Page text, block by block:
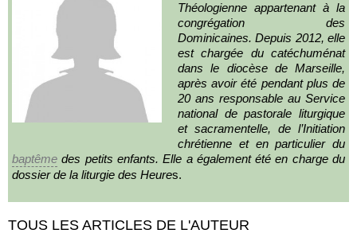
Théologienne appartenant à la
congrégation des
Dominicaines. Depuis 2012, elle
est chargée du catéchuménat
dans le diocèse de Marseille,
après avoir été pendant plus de
20 ans responsable au Service
national de pastorale liturgique
et sacramentelle, de l’Initiation
chrétienne et en particulier du
baptême des petits enfants. Elle a également été en charge du
dossier de la liturgie des Heures.
TOUS LES ARTICLES DE L'AUTEUR